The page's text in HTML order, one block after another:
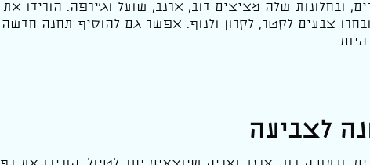
ובחלונות שלה מציצים דוב, ארנב, שועל וג׳ירפה. הורידו את
צבעים לקטר, לקרון ולנוף. אפשר גם להוסיף תחנה חדשה
לצביעה